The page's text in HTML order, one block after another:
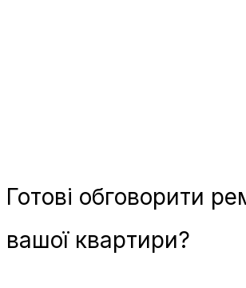
Готові обговорити
вашої квартири?